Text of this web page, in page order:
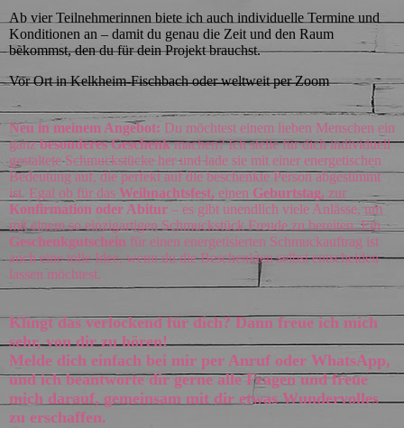
Ab vier Teilnehmerinnen biete ich auch individuelle Termine und
Konditionen an – damit du genau die Zeit und den Raum
bekommst, den du für dein Projekt brauchst.
Vor Ort in Kelkheim-Fischbach oder weltweit per Zoom
Neu in meinem Angebot: Du möchtest einem lieben Menschen ein
ganzbesonderes Geschenkmachen? Ich stelle für dich individuell
gestaltete Schmuckstücke her und lade sie mit einer energetischen
Bedeutung auf, die perfekt auf die beschenkte Person abgestimmt
ist. Egal ob für das Weihnachtsfest, einen Geburtstag, zur
Konfirmation oder Abitur – es gibt unendlich viele Anlässe, um
mit einem so einzigartigen Schmuckstück Freude zu bereiten. Ein
Geschenkgutschein für einen energetisierten Schmuckauftrag ist
auch eine tolle Idee, wenn du die Beschenkten selbst entscheiden
lassen möchtest.
Klingt das verlockend für dich? Dann freue ich mich
sehr, von dir zu hören!
Melde dich einfach bei mir per Anruf oder WhatsApp,
und ich beantworte dir gerne alle Fragen und freue
mich darauf, gemeinsam mit dir etwas Wundervolles
zu erschaffen.